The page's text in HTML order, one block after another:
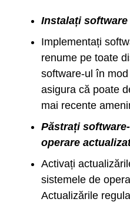
Instalați
Implementați
renume pe toate
software-ul în
asigura că poate
mai recente
Păstrați
operare
Activați
sistemele de
Actualizările